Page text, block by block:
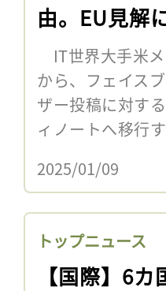
由。EU見解
IT世界大手米
から、フェイス
ザー投稿に対す
ィノートへ移行
2025/01/09
トップニュース
【国際】6